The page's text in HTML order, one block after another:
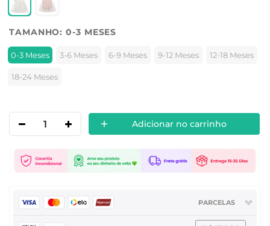
TAMANHO:0-3 MESES
0-3 Meses 3-6 Meses 6-9 Meses 9-12 Meses 12-18 Meses
18-24 Meses
Adicionar no carrinho
PARCELAS